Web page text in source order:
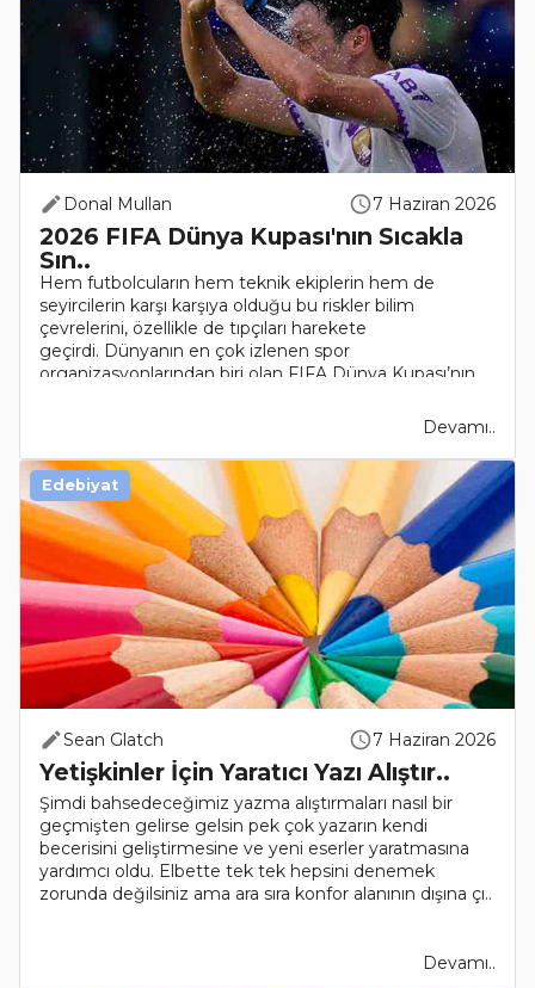
Donal Mullan 7 Haziran 2026
2026 FIFA Dünya Kupası'nın Sıcakla
Sın..
Hem futbolcuların hem teknik ekiplerin hem de
seyircilerin karşı karşıya olduğu bu riskler bilim
çevrelerini, özellikle de tıpçıları harekete
geçirdi. Dünyanın en çok izlenen spor
organizasyonlarından biri olan FIFA Dünya Kupası’nın
Devamı..
Sean Glatch 7 Haziran 2026
Yetişkinler İçin Yaratıcı Yazı Alıştır..
Şimdi bahsedeceğimiz yazma alıştırmaları nasıl bir
geçmişten gelirse gelsin pek çok yazarın kendi
becerisini geliştirmesine ve yeni eserler yaratmasına
yardımcı oldu. Elbette tek tek hepsini denemek
zorunda değilsiniz ama ara sıra konfor alanının dışına çı..
Devamı..
Edebiyat